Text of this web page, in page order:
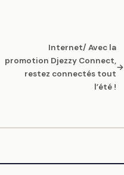
Internet/ Avec la
promotion Djezzy Connect,
restez connectés tout
l’été !
→